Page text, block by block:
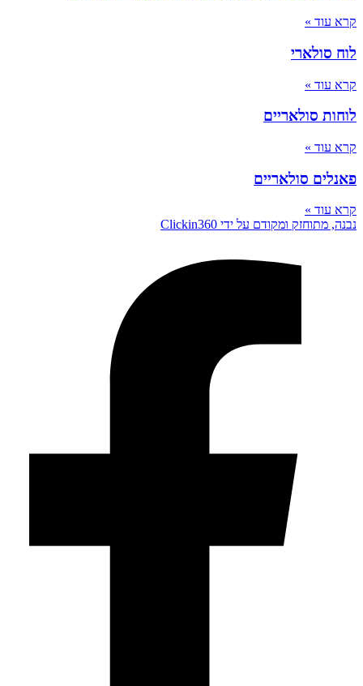
קרא עוד »
לוח סולארי
קרא עוד »
לוחות סולאריים
קרא עוד »
פאנלים סולאריים
קרא עוד »
נבנה, מתוחזק ומקודם על ידי Clickin360